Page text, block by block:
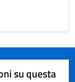
su questa